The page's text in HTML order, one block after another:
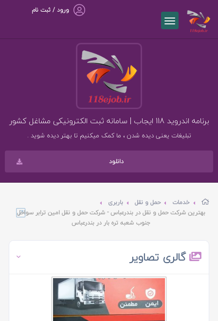
ورود / ثبت نام
برنامه اندروید 118 ایجاب | سامانه ثبت الکترونیکی مشاغل کشور
تبلیغات یعنی دیده شدن ، ما کمک میکنیم تا بهتر دیده شوید .
دانلود
خدمات حمل و نقل
باربری
بهترین شرکت حمل و نقل در بندرعباس - شرکت حمل و نقل امین ترابر سواحل
جنوب شعبه تره بار در بندرعباس
گالری تصاویر